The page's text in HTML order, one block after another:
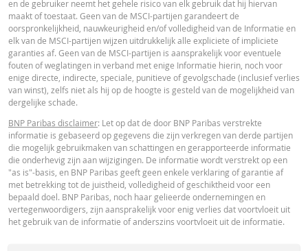
wijze voortvloeit uit het gebruik van de calculator door u of uw adviseurs of
hierin vervatte informatie. De ingevoerde koersgegevens zijn afkomstig van
Paribas en gelden strikt per de vermelde datum. De koersen getoond door
calculator zijn indicatief en uitsluitend bestemd voor informatieve
Koersinformatie vormt geen uitnodiging of aanbod tot het kopen of
van effecten of andere financiële instrumenten. De informatie is uitsluitend
bestemd voor gebruik door de bedoelde ontvangers. Het is niet toegestaan
deze informatie geheel of gedeeltelijk te reproduceren, te verspreiden of te
kopiëren voor enig doel zonder voorafgaande uitdrukkelijke toestemming
BNP Paribas. Meer informatie is op verzoek verkrijgbaar bij BNP Paribas,;
contact op via 0900-6275387, +31-20-5501150 of markets@bnpparibas.com
en de gebruiker neemt het gehele risico van elk gebruik dat hij hiervan
maakt of toestaat. Geen van de MSCI-partijen garandeert de
oorspronkelijkheid, nauwkeurigheid en/of volledigheid van de Informatie en
elk van de MSCI-partijen wijzen uitdrukkelijk alle expliciete of impliciete
garanties af. Geen van de MSCI-partijen is aansprakelijk voor eventuele
fouten of weglatingen in verband met enige Informatie hierin, noch voor
enige directe, indirecte, speciale, punitieve of gevolgschade (inclusief verlies
van winst), zelfs niet als hij op de hoogte is gesteld van de mogelijkheid van
dergelijke schade.
BNP Paribas disclaimer: Let op dat de door BNP Paribas verstrekte
informatie is gebaseerd op gegevens die zijn verkregen van derde partijen
die mogelijk gebruikmaken van schattingen en gerapporteerde informatie
die onderhevig zijn aan wijzigingen. De informatie wordt verstrekt op een
"as is"-basis, en BNP Paribas geeft geen enkele verklaring of garantie af
met betrekking tot de juistheid, volledigheid of geschiktheid voor een
bepaald doel. BNP Paribas, noch haar gelieerde ondernemingen en
vertegenwoordigers, zijn aansprakelijk voor enig verlies dat voortvloeit uit
het gebruik van de informatie of anderszins voortvloeit uit de informatie.